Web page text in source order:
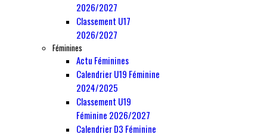
2026/2027
Classement U17
2026/2027
Féminines
Actu Féminines
Calendrier U19 Féminine
2024/2025
Classement U19
Féminine 2026/2027
Calendrier D3 Féminine